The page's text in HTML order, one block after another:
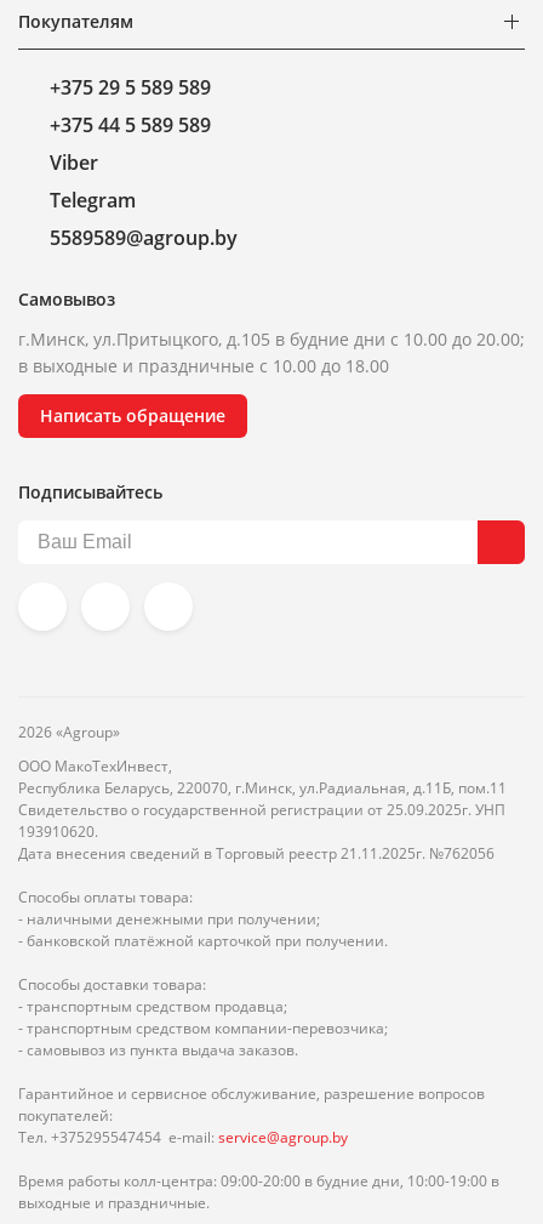
Покупателям
+375 29 5 589 589
+375 44 5 589 589
Viber
Telegram
5589589@agroup.by
Самовывоз
г.Минск, ул.Притыцкого, д.105 в будние дни с 10.00 до 20.00;
в выходные и праздничные с 10.00 до 18.00
Написать обращение
Подписывайтесь
2026 «Agroup»
ООО МакоТехИнвест,
Республика Беларусь, 220070, г.Минск, ул.Радиальная, д.11Б, пом.11
Свидетельство о государственной регистрации от 25.09.2025г. УНП
193910620.
Дата внесения сведений в Торговый реестр 21.11.2025г. №762056
Способы оплаты товара:
- наличными денежными при получении;
- банковской платёжной карточкой при получении.
Способы доставки товара:
- транспортным средством продавца;
- транспортным средством компании-перевозчика;
- самовывоз из пункта выдача заказов.
Гарантийное и сервисное обслуживание, разрешение вопросов
покупателей:
Тел. +375295547454 e-mail: service@agroup.by
Время работы колл-центра: 09:00-20:00 в будние дни, 10:00-19:00 в
выходные и праздничные.